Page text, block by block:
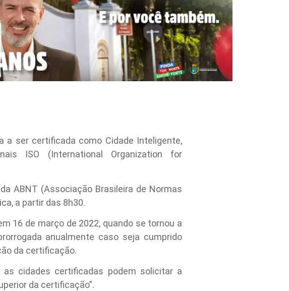
a ser certificada como Cidade Inteligente,
ISO (International Organization for
ABNT (Associação Brasileira de Normas
a partir das 8h30.
16 de março de 2022, quando se tornou a
anualmente caso seja cumprido
da certificação.
cidades certificadas podem solicitar a
da certificação”.